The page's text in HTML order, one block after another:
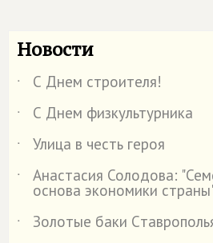
Новости
˙
С Днем строителя!
˙
С Днем физкультурника
˙
Улица в честь героя
˙
Анастасия Солодова:
основа экономики
˙
Золотые баки